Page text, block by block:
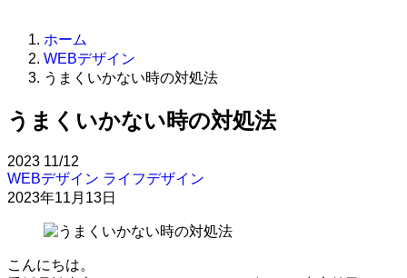
ホーム
WEBデザイン
うまくいかない時の対処法
うまくいかない時の対処法
2023 11/12
WEBデザイン ライフデザイン
2023年11月13日
こんにちは。